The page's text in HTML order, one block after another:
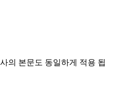
의 본문도 동일하게 적용 됩